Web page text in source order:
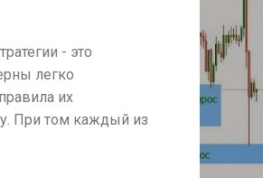
- это
легко
их
При том каждый из